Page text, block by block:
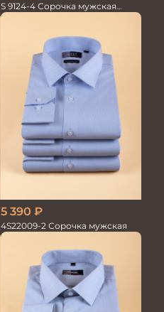
S 9124-4 Сорочка мужская
короткий рукав
5 390 ₽
4S22009-2 Сорочка мужская